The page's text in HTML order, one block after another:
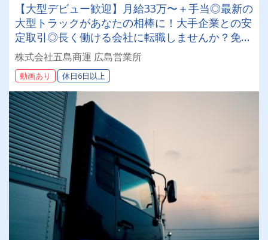
【大型デビュー歓迎】月給33万〜＋手当◎最新の
大型トラックがあなたの相棒に！大手企業との安
定取引◎長く働ける会社に転職しませんか？免許
取得支援でトレーラーへの挑戦も応援します♪
株式会社五島商運 広島営業所
動画あり 休日6日以上